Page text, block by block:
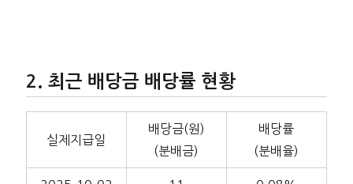
최근 배당금 배당률 현황
실제지급일
배당금(원)
(분배금)
배당률
(분배율)